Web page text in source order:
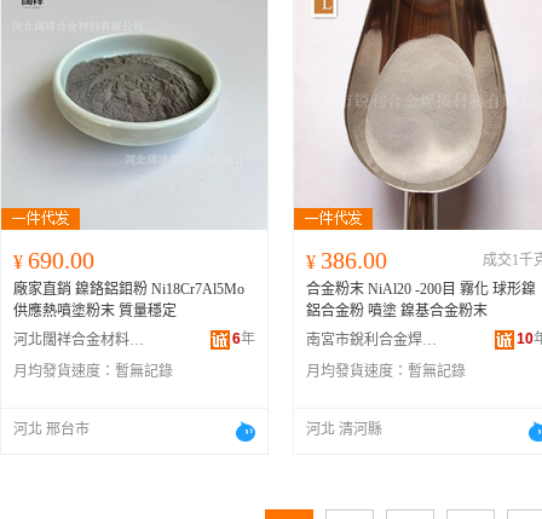
¥ 690.00
廠家直銷 鎳鉻鋁鉬粉 Ni18Cr7Al5Mo
供應熱噴塗粉末 質量穩定
河北闊祥合金材料有限公司
6年
月均發貨速度： 暫無記錄
河北 邢台市
¥ 386.00
成交1千
合金粉末 NiAl20 -200目 霧化 球形鎳
鋁合金粉 噴塗 鎳基合金粉末
南宮市銳利合金焊接材料有限公司
10
月均發貨速度： 暫無記錄
河北 清河縣